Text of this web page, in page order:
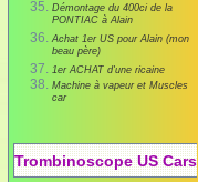
Démontage du 400ci de la
PONTIAC à Alain
Achat 1er US pour Alain (mon
beau père)
1er ACHAT d'une ricaine
Machine à vapeur et Muscles
car
Trombinoscope US Cars